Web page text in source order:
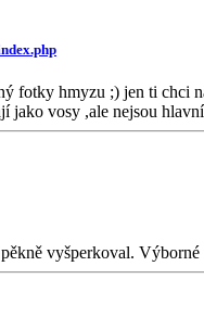
fotky hmyzu ;) jen ti chci
jako vosy ,ale nejsou
vyšperkoval.